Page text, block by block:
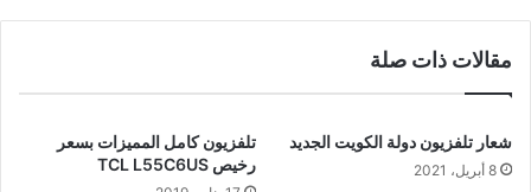
مقالات ذات صلة
شعار تلفزيون دولة الكويت الجديد
8 أبريل، 2021
تلفزيون كامل المميزات بسعر
رخيص TCL L55C6US